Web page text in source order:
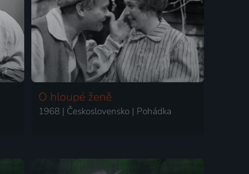
O hloupé ženě
1968 | Československo | Pohádka